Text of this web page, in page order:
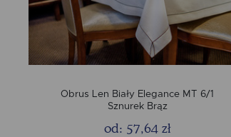
Obrus Len Biały Elegance MT 6/1
Sznurek Brąz
od: 57,64 zł